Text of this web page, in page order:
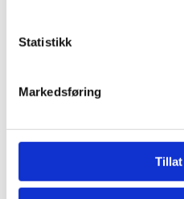
Statistikk
Markedsføring